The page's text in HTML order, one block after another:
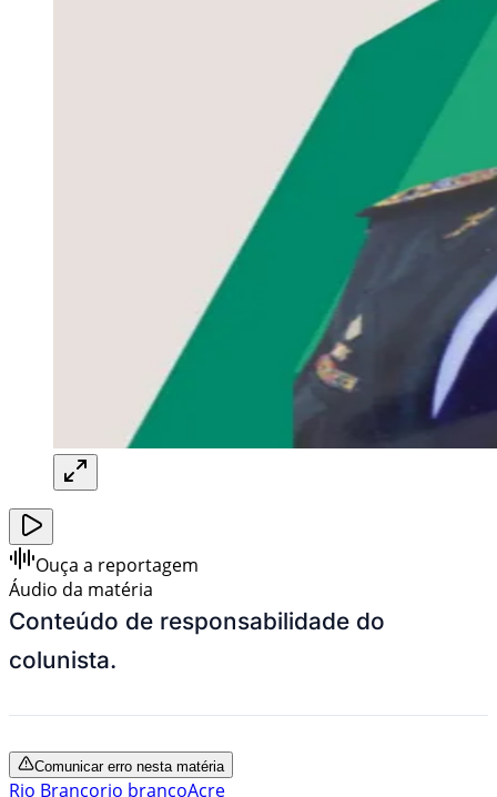
Ouça a reportagem
Áudio da matéria
Conteúdo de responsabilidade do
colunista.
Comunicar erro nesta matéria
Rio Brancorio brancoAcre